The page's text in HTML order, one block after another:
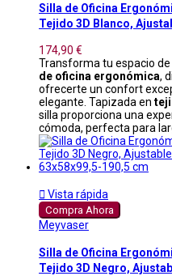
Silla de Oficina
Tejido 3D Blanco,
174,90 €
Transforma tu espacio
de oficina ergonómica,
ofrecerte un confort
elegante. Tapizada en
silla proporciona una
cómoda, perfecta para
 Vista rápida
Compra Ahora
Meyvaser
Silla de Oficina
Tejido 3D Negro,